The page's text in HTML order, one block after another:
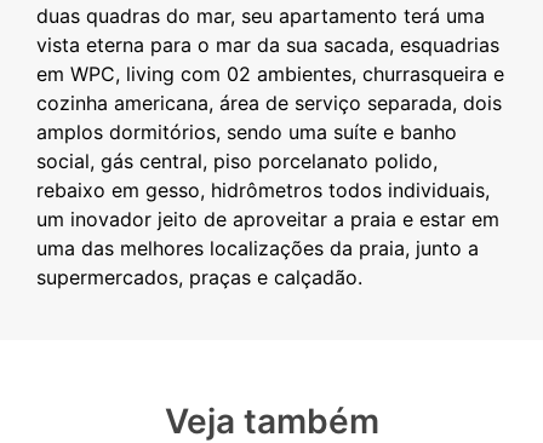
duas quadras do mar, seu apartamento terá uma
vista eterna para o mar da sua sacada, esquadrias
em WPC, living com 02 ambientes, churrasqueira e
cozinha americana, área de serviço separada, dois
amplos dormitórios, sendo uma suíte e banho
social, gás central, piso porcelanato polido,
rebaixo em gesso, hidrômetros todos individuais,
um inovador jeito de aproveitar a praia e estar em
uma das melhores localizações da praia, junto a
Veja também